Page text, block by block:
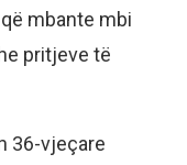
mbante mbi
pritjeve të
36-vjeçare